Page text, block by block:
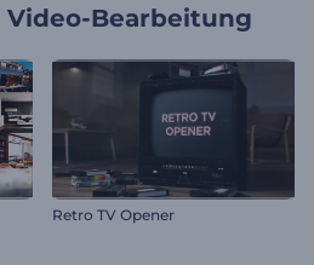
Video-Bearbeitung
Retro TV Opener